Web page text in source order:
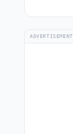
ADVERTISEMENT